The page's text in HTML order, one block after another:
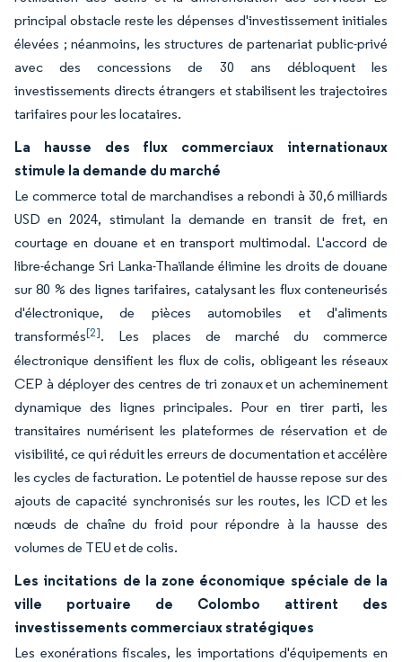
principal obstacle reste les dépenses d'investissement initiales
élevées ; néanmoins, les structures de partenariat public-privé
avec des concessions de 30 ans débloquent les
investissements directs étrangers et stabilisent les trajectoires
tarifaires pour les locataires.
La hausse des flux commerciaux internationaux
stimule la demande du marché
Le commerce total de marchandises a rebondi à 30,6 milliards
USD en 2024, stimulant la demande en transit de fret, en
courtage en douane et en transport multimodal. L'accord de
libre-échange Sri Lanka-Thaïlande élimine les droits de douane
sur 80 % des lignes tarifaires, catalysant les flux conteneurisés
d'électronique, de pièces automobiles et d'aliments
transformés[2]. Les places de marché du commerce
électronique densifient les flux de colis, obligeant les réseaux
CEP à déployer des centres de tri zonaux et un acheminement
dynamique des lignes principales. Pour en tirer parti, les
transitaires numérisent les plateformes de réservation et de
visibilité, ce qui réduit les erreurs de documentation et accélère
les cycles de facturation. Le potentiel de hausse repose sur des
ajouts de capacité synchronisés sur les routes, les ICD et les
nœuds de chaîne du froid pour répondre à la hausse des
volumes de TEU et de colis.
Les incitations de la zone économique spéciale de la
ville portuaire de Colombo attirent des
investissements commerciaux stratégiques
Les exonérations fiscales, les importations d'équipements en